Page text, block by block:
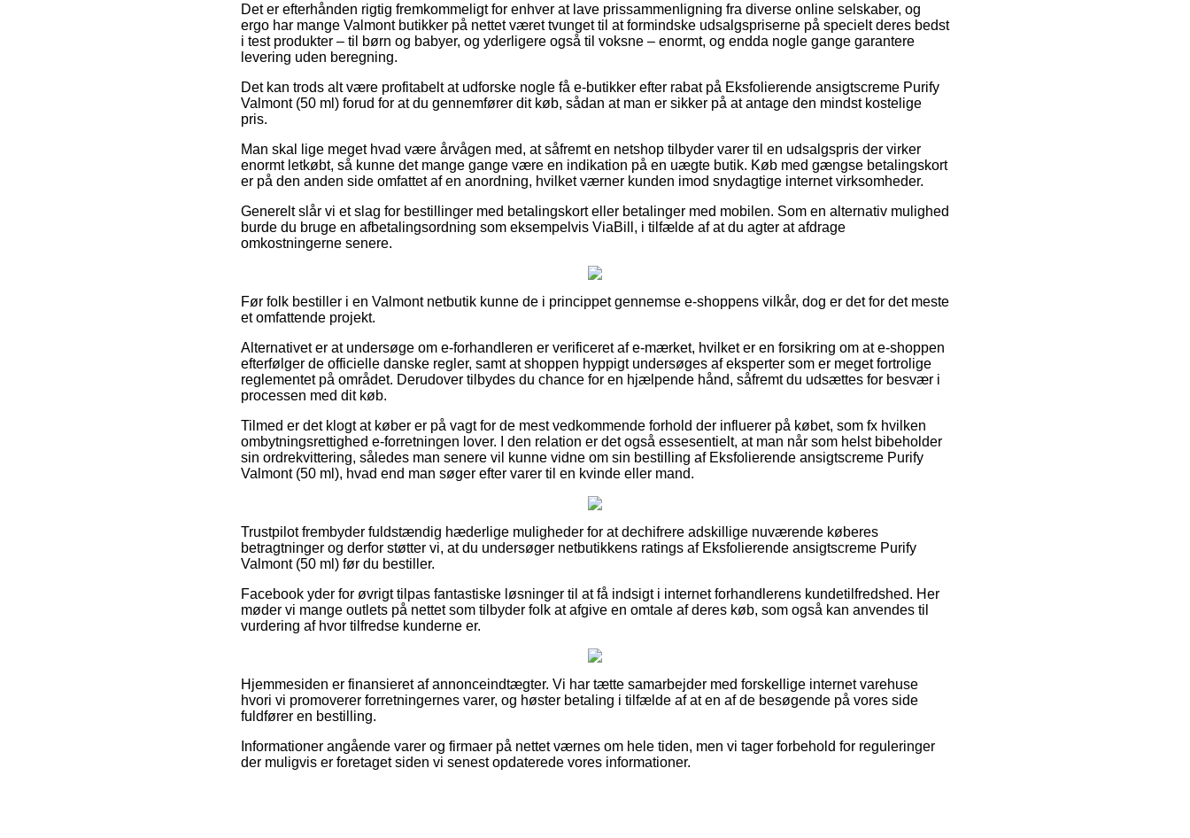
Det er efterhånden rigtig fremkommeligt for enhver at lave prissammenligning fra diverse online selskaber, og
ergo har mange Valmont butikker på nettet været tvunget til at formindske udsalgspriserne på specielt deres bedst
i test produkter – til børn og babyer, og yderligere også til voksne – enormt, og endda nogle gange garantere
levering uden beregning.
Det kan trods alt være profitabelt at udforske nogle få e-butikker efter rabat på Eksfolierende ansigtscreme Purify
Valmont (50 ml) forud for at du gennemfører dit køb, sådan at man er sikker på at antage den mindst kostelige
pris.
Man skal lige meget hvad være årvågen med, at såfremt en netshop tilbyder varer til en udsalgspris der virker
enormt letkøbt, så kunne det mange gange være en indikation på en uægte butik. Køb med gængse betalingskort
er på den anden side omfattet af en anordning, hvilket værner kunden imod snydagtige internet virksomheder.
Generelt slår vi et slag for bestillinger med betalingskort eller betalinger med mobilen. Som en alternativ mulighed
burde du bruge en afbetalingsordning som eksempelvis ViaBill, i tilfælde af at du agter at afdrage
omkostningerne senere.
Før folk bestiller i en Valmont netbutik kunne de i princippet gennemse e-shoppens vilkår, dog er det for det meste
et omfattende projekt.
Alternativet er at undersøge om e-forhandleren er verificeret af e-mærket, hvilket er en forsikring om at e-shoppen
efterfølger de officielle danske regler, samt at shoppen hyppigt undersøges af eksperter som er meget fortrolige
reglementet på området. Derudover tilbydes du chance for en hjælpende hånd, såfremt du udsættes for besvær i
processen med dit køb.
Tilmed er det klogt at køber er på vagt for de mest vedkommende forhold der influerer på købet, som fx hvilken
ombytningsrettighed e-forretningen lover. I den relation er det også essesentielt, at man når som helst bibeholder
sin ordrekvittering, således man senere vil kunne vidne om sin bestilling af Eksfolierende ansigtscreme Purify
Valmont (50 ml), hvad end man søger efter varer til en kvinde eller mand.
Trustpilot frembyder fuldstændig hæderlige muligheder for at dechifrere adskillige nuværende køberes
betragtninger og derfor støtter vi, at du undersøger netbutikkens ratings af Eksfolierende ansigtscreme Purify
Valmont (50 ml) før du bestiller.
Facebook yder for øvrigt tilpas fantastiske løsninger til at få indsigt i internet forhandlerens kundetilfredshed. Her
møder vi mange outlets på nettet som tilbyder folk at afgive en omtale af deres køb, som også kan anvendes til
vurdering af hvor tilfredse kunderne er.
Hjemmesiden er finansieret af annonceindtægter. Vi har tætte samarbejder med forskellige internet varehuse
hvori vi promoverer forretningernes varer, og høster betaling i tilfælde af at en af de besøgende på vores side
fuldfører en bestilling.
Informationer angående varer og firmaer på nettet værnes om hele tiden, men vi tager forbehold for reguleringer
der muligvis er foretaget siden vi senest opdaterede vores informationer.